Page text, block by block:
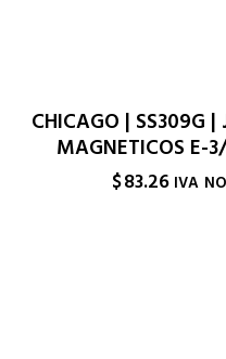
CHICAGO | SS309G
MAGNETICOS E-
$83.26 IVA